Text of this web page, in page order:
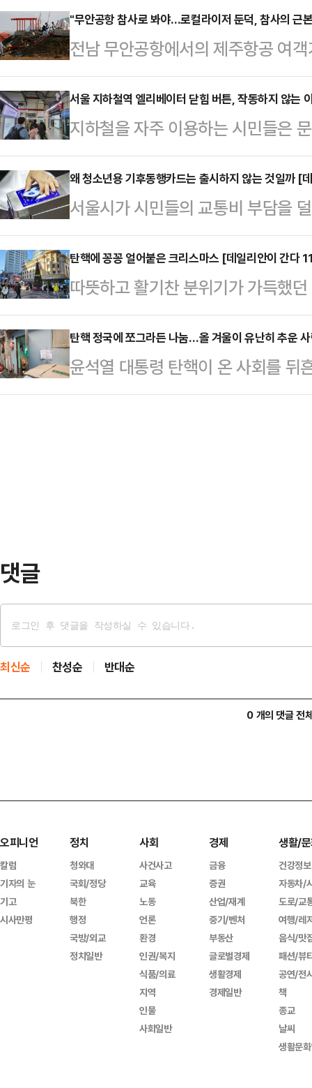
"무안공항 참사로 봐야…로컬라이저 둔덕, 참사의 근
전남 무안공항에서의 제주항공 여
만, 여전히 참사 명칭을 두고 갑론
이 향후 사고를 칭하는 고유명사로
요하기 때문이다. 또 참사 명칭에
주체를 명확하게 가려야 한다는 이
기까지 최소 수개월의 시간이 소요
"로컬라이저(방위각시설) 둔덕이
의 사고 전 조치에 아…
서울 지하철역 엘리베이터 닫힘 버튼, 작동하지 않는
지하철을 자주 이용하는 시민들은
리베이터에 대한 불만이 크다. 엘리
간이 지날 때까지 승강기 문이 닫히
사는 장애인 등을 위한 교통약자이
승강기는 10초 이상 문이 열린 채
은 "장애인용과 일반인용 승강기를
다는 우선 약자를 배려하는 사회적
다.27일 서울시민 제안 플…
왜 청소년용 기후동행카드는 출시하지 않는 것일까 [
서울시가 시민들의 교통비 부담을
호응을 얻고 있지만 정작 매일 대중
위한 지원책은 담겨 있지 않다. 현
고 있고 할인 혜택 대상은 만 19세
청소년용 기후동행카드 출시 계획
금 부담도 만만치 않을 것이라며 성
돼있는 수준에서 '청소년용 기후동
다.26일 데일리안 취재…
탄핵에 꽁꽁 얼어붙은 크리스마스 [데일리안이 간다
따뜻하고 활기찬 분위기가 가득했
계엄 사태, 대통령 탄핵소추안 가결
서 다소 무거운 분위기가 형성됐다.
화를 위해 행사나 축제 등을 정상
도 이전보다 덜한 듯한 분위기다.
탄핵 정국에 쪼그라든 나눔…올 겨울이 유난히 추운
윤석열 대통령 탄핵이 온 사회를 뒤
한 취약계층에 대한 관심이 상대적
댓글
최신순 찬성순 반대순
0 개의 댓글 전
오피니언
칼럼
기자의 눈
기고
시사만평
정치
청와대
국회/정당
북한
행정
국방/외교
정치일반
사회
사건사고
교육
노동
언론
환경
인권/복지
식품/의료
지역
인물
사회일반
경제
금융
증권
산업/재계
중기/벤처
부동산
글로벌경제
생활경제
경제일반
생활/
건강정보
자동차/
도로/교
여행/레
음식/맛
패션/뷰
공연/전
책
종교
날씨
생활문